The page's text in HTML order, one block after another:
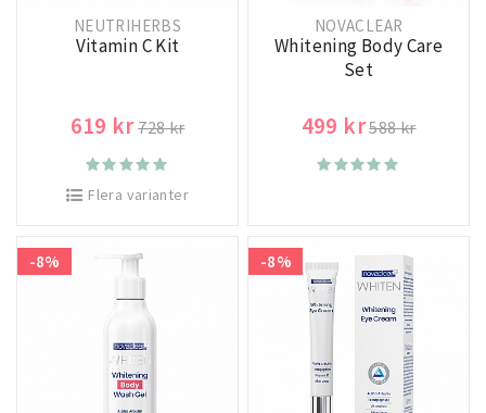
NEUTRIHERBS
Vitamin C Kit
619 kr728 kr
Flera varianter
NOVACLEAR
Whitening Body Care
Set
499 kr588 kr
-8% -8%